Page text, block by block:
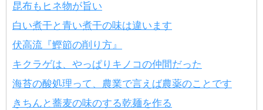
昆布もヒネ物が旨い
白い煮干と青い煮干の味は違います
伏高流『鰹節の削り方』
キクラゲは、やっぱりキノコの仲間だった
海苔の酸処理って、農業で言えば農薬のことです
きちんと蕎麦の味のする乾麺を作る